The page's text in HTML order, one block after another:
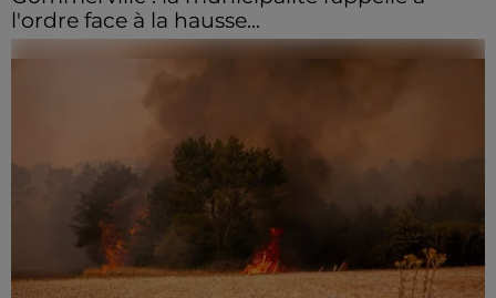
l'ordre face à la hausse...